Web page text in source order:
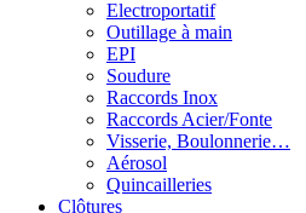
Electroportatif
Outillage à main
EPI
Soudure
Raccords Inox
Raccords Acier/Fonte
Visserie, Boulonnerie…
Aérosol
Quincailleries
Clôtures